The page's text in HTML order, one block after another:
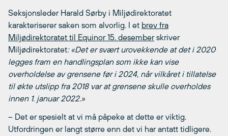
Seksjonsleder Harald Sørby i Miljødirektoratet
karakteriserer saken som alvorlig. I et brev fra
Miljødirektoratet til Equinor 15. desemberskriver
Miljødirektoratet: «Det er svært urovekkende at det i 2020
legges fram en handlingsplan som ikke kan vise
overholdelse av grensene før i 2024, når vilkåret i tillatelse
til økte utslipp fra 2018 var at grensene skulle overholdes
innen 1. januar 2022.»
– Det er spesielt at vi må påpeke at dette er viktig.
Utfordringen er langt større enn det vi har antatt tidligere.